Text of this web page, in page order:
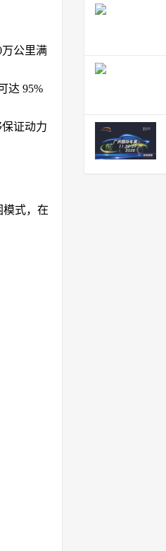
公里满
达 95%
证动力
模式，在